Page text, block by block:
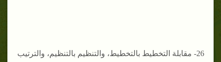
26- مقابلة التخطيط بالتخطيط، والتنظيم بالتنظيم، والترتيب